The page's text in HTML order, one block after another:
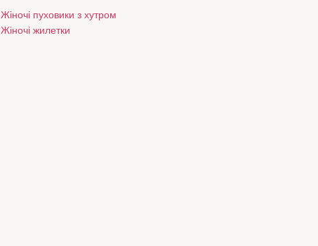
Жіночі пуховики з хутром
Жіночі жилетки